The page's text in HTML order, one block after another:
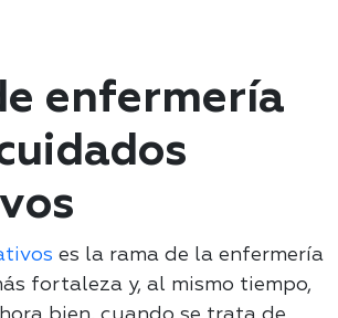
enfermería
es la rama de la enfermería
fortaleza y, al mismo tiempo,